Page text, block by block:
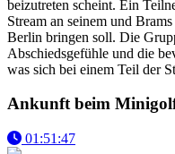
beizutreten scheint. Ein
Stream an seinem und
Berlin bringen soll. Die
Abschiedsgefühle und die
was sich bei einem Teil der
Ankunft beim
01:51:47